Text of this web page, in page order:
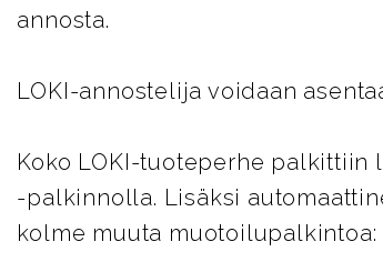
annosta.
LOKI-annostelija voidaan
Koko LOKI-tuoteperhe palkittiin
-palkinnolla. Lisäksi
kolme muuta muotoilupalkintoa: